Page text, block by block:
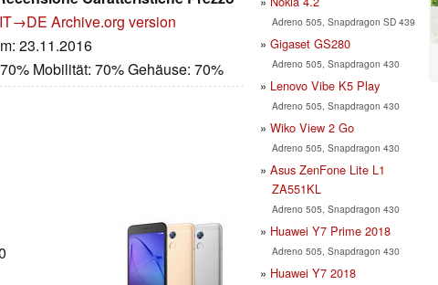
IT→DE Archive.org version
23.11.2016
Mobilität: 70% Gehäuse: 70%
Adreno 505, Snapdragon SD 439
Gigaset GS280
Adreno 505, Snapdragon 430
Lenovo Vibe K5 Play
Adreno 505, Snapdragon 430
Wiko View 2 Go
Adreno 505, Snapdragon 430
Asus ZenFone Lite L1
ZA551KL
Adreno 505, Snapdragon 430
Huawei Y7 Prime 2018
Adreno 505, Snapdragon 430
Huawei Y7 2018